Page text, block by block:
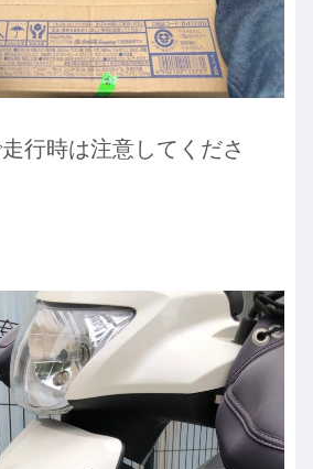
行時は注意してくださ